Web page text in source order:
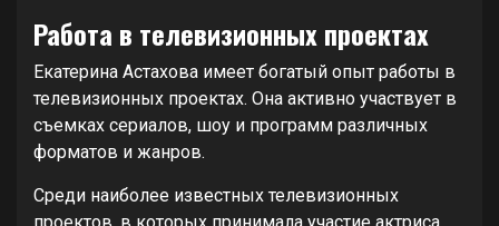
Работа в телевизионных проектах
Екатерина Астахова имеет богатый опыт работы в
телевизионных проектах. Она активно участвует в
съемках сериалов, шоу и программ различных
форматов и жанров.
Среди наиболее известных телевизионных